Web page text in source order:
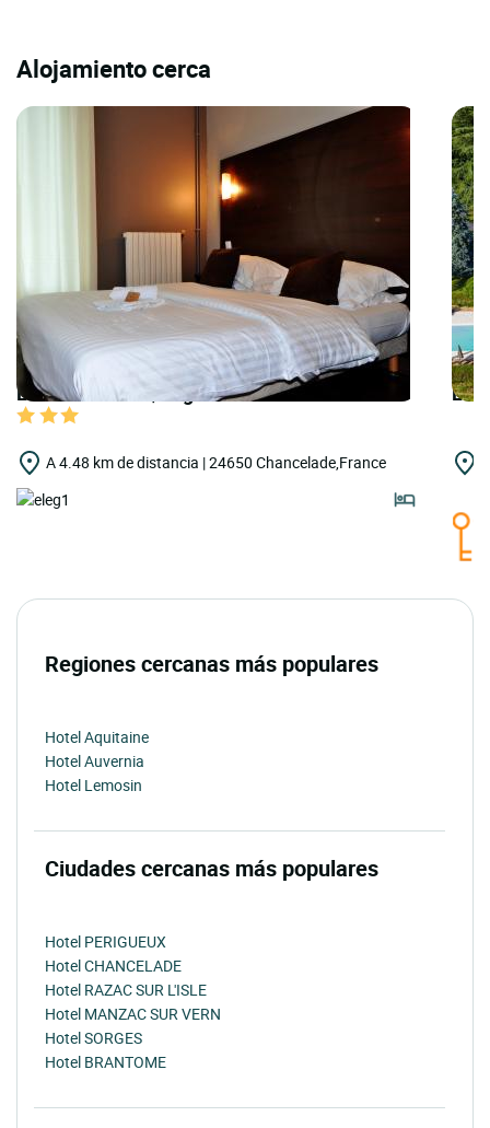
Alojamiento cerca
LOGIS HOTELS | Logis Hôtel la Beauronne
A 4.48 km de distancia | 24650 Chancelade,France
Regiones cercanas más populares
Hotel Aquitaine
Hotel Auvernia
Hotel Lemosin
Ciudades cercanas más populares
Hotel PERIGUEUX
Hotel CHANCELADE
Hotel RAZAC SUR L'ISLE
Hotel MANZAC SUR VERN
Hotel SORGES
Hotel BRANTOME